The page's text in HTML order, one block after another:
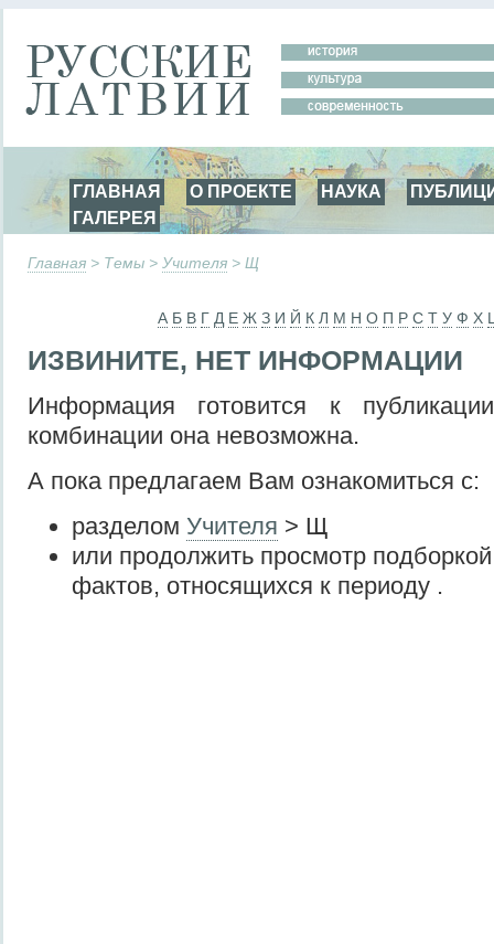
ГЛАВНАЯ О ПРОЕКТЕ НАУКА
ГАЛЕРЕЯ
Главная > Темы > Учителя > Щ
А Б В Г Д Е Ж З И Й К Л М Н О П Р С Т У Ф Х
ИЗВИНИТЕ, НЕТ ИНФОРМАЦИИ
Информация готовится к
комбинации она невозможна.
А пока предлагаем Вам ознакомиться с:
разделом Учителя > Щ
или продолжить просмотр подборкой
фактов, относящихся к периоду .